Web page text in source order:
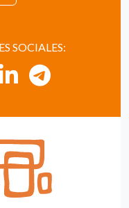
SOCIALES: